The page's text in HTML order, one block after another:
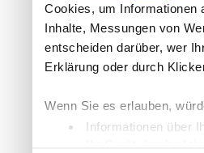
Cookies, um Informationen
Inhalte, Messungen von
entscheiden darüber, wer
Erklärung oder durch
Wenn Sie es erlauben,
Informationen über
Ihr Gerät durch